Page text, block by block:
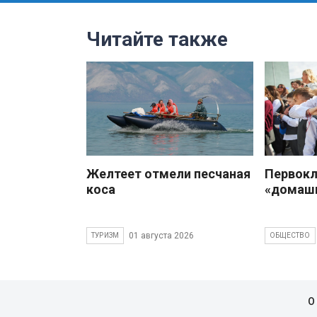
Читайте также
Желтеет отмели песчаная
коса
ТУРИЗМ 01 августа 2026 ОБЩЕСТВО
О